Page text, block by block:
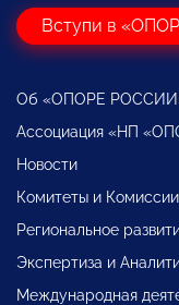
Вступи в
Об «ОПОРЕ
Ассоциация «НП
Новости
Комитеты и Комиссии
Региональное
Экспертиза и
Международная